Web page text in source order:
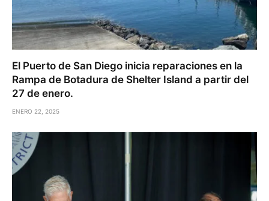
El Puerto de San Diego inicia reparaciones en la
Rampa de Botadura de Shelter Island a partir del
27 de enero.
ENERO 22, 2025